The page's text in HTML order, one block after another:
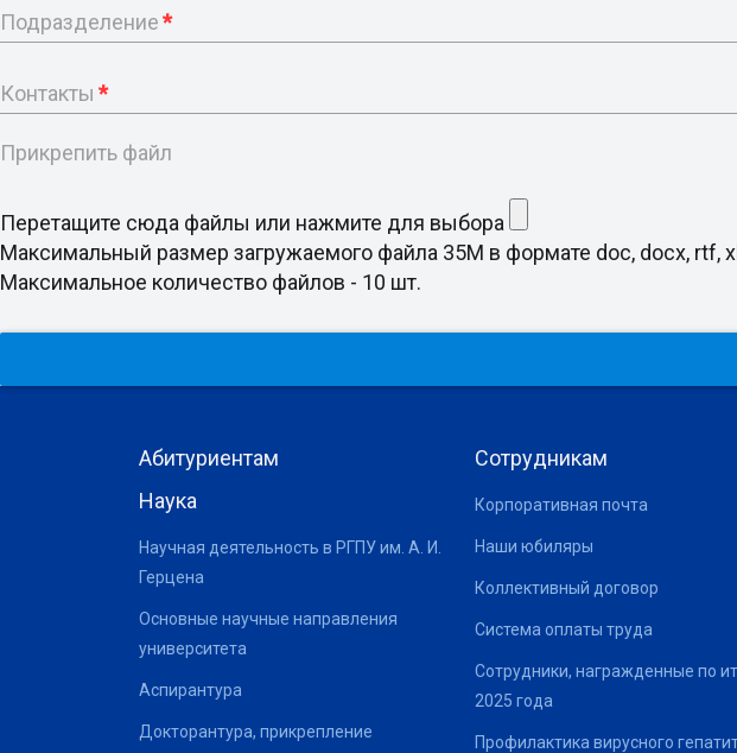
Подразделение*
Контакты *
Прикрепить файл
Перетащите сюда файлы или нажмите для выбора
Максимальный размер загружаемого файла 35M в формате doc, docx, rtf,
Максимальное количество файлов - 10 шт.
Абитуриентам
Наука
Научная деятельность в РГПУ им. А. И.
Герцена
Основные научные направления
университета
Аспирантура
Докторантура, прикрепление
Сотрудникам
Корпоративная почта
Наши юбиляры
Коллективный договор
Система оплаты труда
Сотрудники, награжденные по
2025 года
Профилактика вирусного